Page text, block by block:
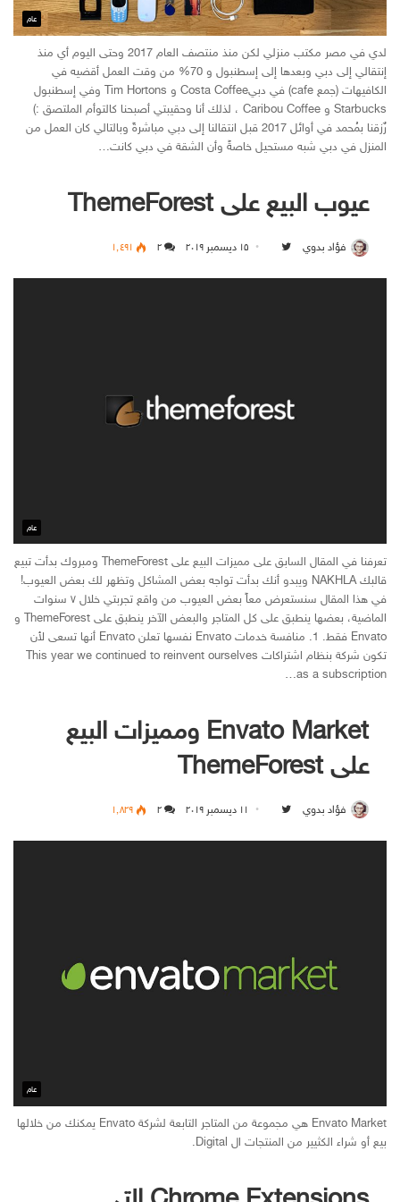
عام
لدي في مصر مكتب منزلي لكن منذ منتصف العام 2017 وحتى اليوم أي منذ
إنتقالي إلى دبي وبعدها إلى إسطنبول و 70% من وقت العمل أقضيه في
الكافيهات (جمع cafe) في دبيCosta Coffee و Tim Hortons وفي إسطنبول
Starbucks و Caribou Coffee ، لذلك أنا وحقيبتي أصبحنا كالتوأم الملتصق :)
رٌزقنا بمُحمد في أوائل 2017 قبل انتقالنا إلى دبي مباشرةً وبالتالي كان العمل من
المنزل في دبي شبه مستحيل خاصةً وأن الشقة في دبي كانت…
عيوب البيع على ThemeForest
فؤاد بدوي Follow on Twitter
۱۵ ديسمبر ۲۰۱۹ ۲ ۱٬٤۹۱
عام
تعرفنا في المقال السابق على مميزات البيع على ThemeForest ومبروك بدأت تبيع
قالبك NAKHLA ويبدو أنك بدأت تواجه بعض المشاكل وتظهر لك بعض العيوب!
في هذا المقال سنستعرض معاً بعض العيوب من واقع تجربتي خلال ٧ سنوات
الماضية، بعضها ينطبق على كل المتاجر والبعض الآخر ينطبق على ThemeForest و
Envato فقط. 1. منافسة خدمات Envato نفسها تعلن Envato أنها تسعى لأن
تكون شركة بنظام اشتراكات This year we continued to reinvent ourselves
as a subscription…
Envato Market ومميزات البيع
على ThemeForest
فؤاد بدوي Follow on Twitter
۱۱ ديسمبر ۲۰۱۹ ۲ ۱٬۸۲۹
عام
Envato Market هي مجموعة من المتاجر التابعة لشركة Envato يمكنك من خلالها
بيع أو شراء الكثيير من المنتجات ال Digital.